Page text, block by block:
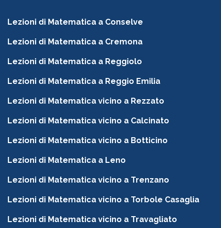
Lezioni di Matematica a Conselve
Lezioni di Matematica a Cremona
Lezioni di Matematica a Reggiolo
Lezioni di Matematica a Reggio Emilia
Lezioni di Matematica vicino a Rezzato
Lezioni di Matematica vicino a Calcinato
Lezioni di Matematica vicino a Botticino
Lezioni di Matematica a Leno
Lezioni di Matematica vicino a Trenzano
Lezioni di Matematica vicino a Torbole Casaglia
Lezioni di Matematica vicino a Travagliato